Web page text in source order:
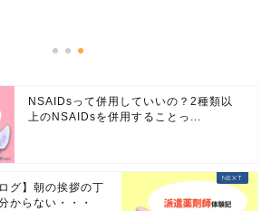
NSAIDsって併用していいの？2種類以
上のNSAIDsを併用することっ...
グ】朝の挨拶の丁
からない・・・